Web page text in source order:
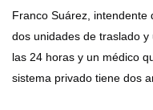
Franco Suárez, intendente
dos unidades de traslado
las 24 horas y un médico
sistema privado tiene dos